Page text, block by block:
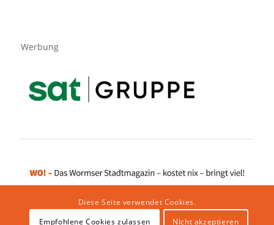
Werbung
Diese Seite verwendet Cookies.
Empfohlene Cookies zulassen
NIcht akzeptieren